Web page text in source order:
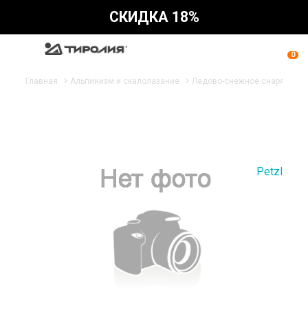
СКИДКА 18%
0
Главная Альпинизм и скалолазание Ледово-снежное
Petzl